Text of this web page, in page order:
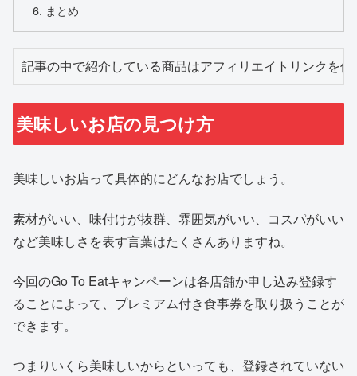
まとめ
記事の中で紹介している商品はアフィリエイトリンクを
美味しいお店の見つけ方
美味しいお店って具体的にどんなお店でしょう。
素材がいい、味付けが抜群、雰囲気がいい、コスパがいい
など美味しさを表す言葉はたくさんありますね。
今回のGo To Eatキャンペーンは各店舗か申し込み登録す
ることによって、プレミアム付き食事券を取り扱うことが
できます。
つまりいくら美味しいからといっても、登録されていない